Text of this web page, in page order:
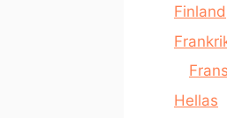
Finland
Hellas